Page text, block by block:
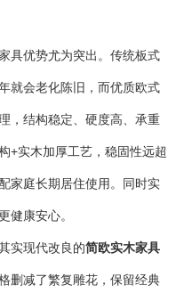
具优势尤为突出。传统板式
就会老化陈旧，而优质欧式
，结构稳定、硬度高、承重
+实木加厚工艺，稳固性远超
家庭长期居住使用。同时实
健康安心。
实现代改良的简欧实木家具
删减了繁复雕花，保留经典